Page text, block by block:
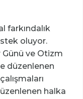
farkındalık
oluyor.
Günü ve Otizm
düzenlenen
halka